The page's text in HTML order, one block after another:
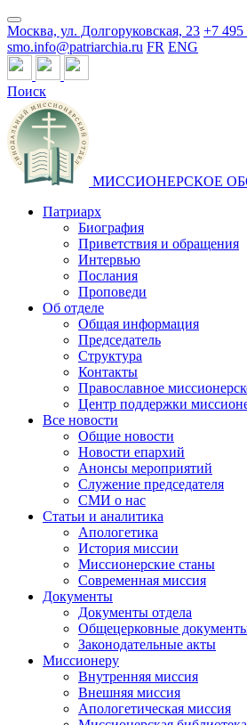
Москва, ул. Долгоруковская, 23 +7 495
smo.info@patriarchia.ru FR ENG
Поиск
МИССИОНЕРСКОЕ
Патриарх
Биография
Приветствия и обращения
Интервью
Послания
Проповеди
Об отделе
Общая информация
Председатель
Структура
Контакты
Православное
Центр поддержки
Все новости
Общие новости
Новости епархий
Анонсы мероприятий
Служение председателя
СМИ о нас
Статьи и аналитика
Апологетика
История миссии
Миссионерские станы
Современная миссия
Документы
Документы отдела
Общецерковные
Законодательные акты
Миссионеру
Внутренняя миссия
Внешняя миссия
Апологетическая миссия